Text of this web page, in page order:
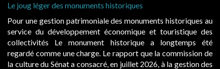
Le joug léger des monuments historiques
Pour une gestion patrimoniale des monuments historiques au
service du développement économique et touristique des
collectivités Le monument historique a longtemps été
regardé comme une charge. Le rapport que la commission de
la culture du Sénat a consacré, en juillet 2026, à la gestion des